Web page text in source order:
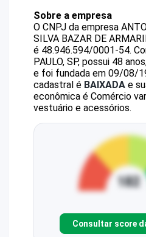
Sobre a empresa
O CNPJ da empresa
SILVA BAZAR DE
é 48.946.594/0001-54.
PAULO, SP, possui 48
e foi fundada em 09/08/
cadastral é BAIXADA e
econômica é Comércio
vestuário e acessórios.
Consultar score